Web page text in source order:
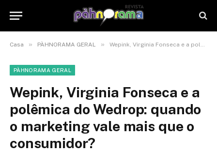
Casa » PÀHNORAMA GERAL » Wepink, Virginia Fonseca e a polêmica do Wedrop: quando o marketing vale mais que o consumidor?
PÀHNORAMA GERAL
Wepink, Virginia Fonseca e a
polêmica do Wedrop: quando
o marketing vale mais que o
consumidor?